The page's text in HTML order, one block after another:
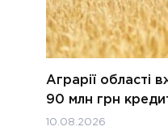
Аграрії області
90 млн грн
10.08.2026